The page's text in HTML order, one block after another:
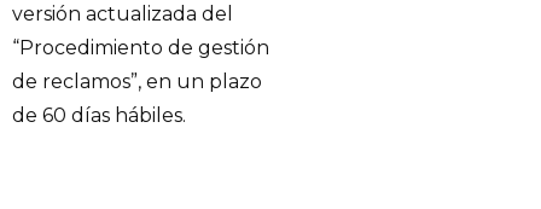
versión actualizada del
“Procedimiento de gestión
de reclamos”, en un plazo
de 60 días hábiles.